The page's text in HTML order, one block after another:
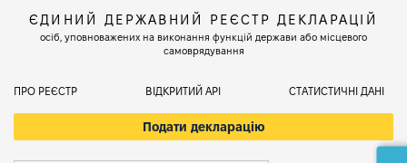
ЄДИНИЙ ДЕРЖАВНИЙ РЕЄСТР ДЕКЛАРАЦІЙ
осіб, уповноважених на виконання функцій держави або місцевого
самоврядування
ПРО РЕЄСТР ВІДКРИТИЙ АРІ СТАТИСТИЧНІ ДАНІ
Подати декларацію